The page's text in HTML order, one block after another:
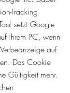
Tracking
setzt Google
Ihrem PC, wenn
auf
Das Cookie
Gültigkeit mehr.